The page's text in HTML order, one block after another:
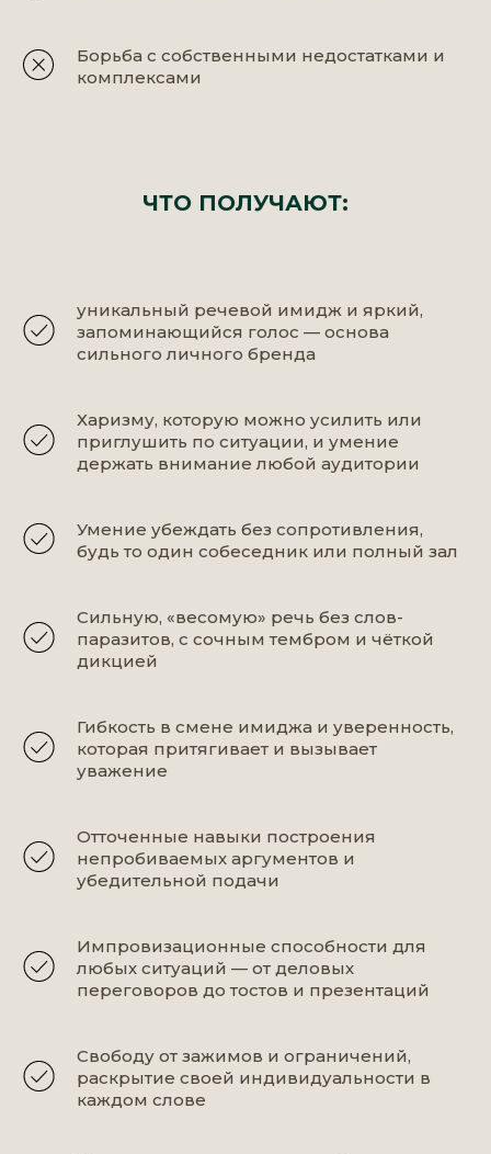
Борьба с собственными недостатками и
комплексами
ЧТО ПОЛУЧАЮТ:
уникальный речевой имидж и яркий,
запоминающийся голос — основа
сильного личного бренда
Харизму, которую можно усилить или
приглушить по ситуации, и умение
держать внимание любой аудитории
Умение убеждать без сопротивления,
будь то один собеседник или полный зал
Сильную, «весомую» речь без слов-
паразитов, с сочным тембром и чёткой
дикцией
Гибкость в смене имиджа и уверенность,
которая притягивает и вызывает
уважение
Отточенные навыки построения
непробиваемых аргументов и
убедительной подачи
Импровизационные способности для
любых ситуаций — от деловых
переговоров до тостов и презентаций
Свободу от зажимов и ограничений,
раскрытие своей индивидуальности в
каждом слове